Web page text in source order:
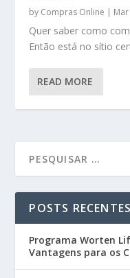
by Compras Online |
Quer saber como
Então está no sítio
READ MORE
POSTS RECENTES
Programa Worten
Vantagens para os